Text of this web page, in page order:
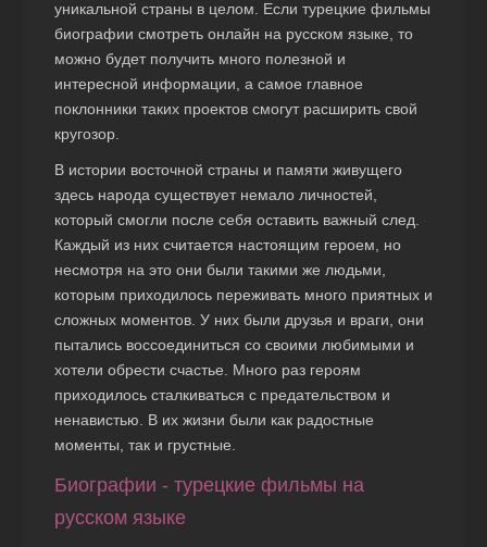
уникальной страны в целом. Если турецкие фильмы
биографии смотреть онлайн на русском языке, то
можно будет получить много полезной и
интересной информации, а самое главное
поклонники таких проектов смогут расширить свой
кругозор.
В истории восточной страны и памяти живущего
здесь народа существует немало личностей,
который смогли после себя оставить важный след.
Каждый из них считается настоящим героем, но
несмотря на это они были такими же людьми,
которым приходилось переживать много приятных и
сложных моментов. У них были друзья и враги, они
пытались воссоединиться со своими любимыми и
хотели обрести счастье. Много раз героям
приходилось сталкиваться с предательством и
ненавистью. В их жизни были как радостные
моменты, так и грустные.
Биографии - турецкие фильмы на
русском языке